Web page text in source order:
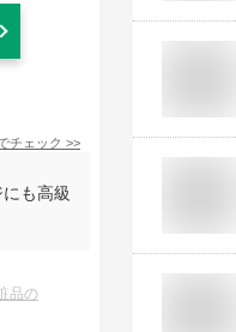
チェック >>
も高級
品の